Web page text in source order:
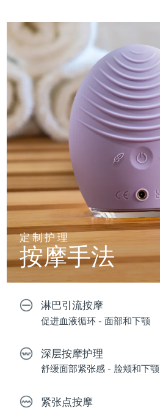
定制护理
按摩手法
淋巴引流按摩
促进血液循环 - 面部和下颚
深层按摩护理
舒缓面部紧张感 - 脸颊和下颚
紧张点按摩